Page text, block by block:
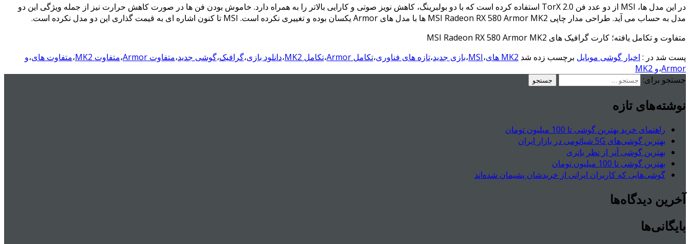
در این مدل ها، MSI از دو عدد فن TorX 2.0 استفاده کرده است که با دو بولبرینگ، کاهش نویز صوتی و کارایی بالاتر را به همراه دارد. خاموش بودن فن ها در صورت کاهش حرارت نیز از جمله ویژگی این دو
مدل به حساب می آید. طراحی مدار چاپی MSI Radeon RX 580 Armor MK2 ها با مدل های Armor یکسان بوده و تغییری نکرده است. MSI تا کنون اشاره ای به قیمت گذاری این دو مدل نکرده است.
متفاوت و تکامل یافته؛ کارت گرافیک های MSI Radeon RX 580 Armor MK2
پست شد در : اخبار گوشی موبایل برچسب زده شد MK2 های ،MSI،بازی جدید،تازه های فناوری،تکامل Armor ،تکامل MK2 ،دانلود بازی،گرافیک،گوشی جدید،متفاوت Armor ،متفاوت MK2 ،متفاوت های،و
Armor،و MK2
جستجو برای:
نوشته‌های تازه
راهنمای خرید بهترین گوشی تا 100 میلیون تومان
بهترین گوشی‌های 5G شیائومی در بازار ایران
بهترین گوشی آنر از نظر باتری
بهترین گوشی تا 100 میلیون تومان
گوشی‌هایی که کاربران ایرانی از خریدشان پشیمان شده‌اند
آخرین دیدگاه‌ها
بایگانی‌ها